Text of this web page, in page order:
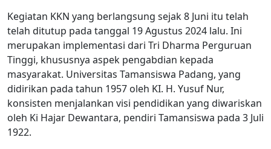
Kegiatan KKN yang berlangsung sejak 8 Juni itu telah
telah ditutup pada tanggal 19 Agustus 2024 lalu. Ini
merupakan implementasi dari Tri Dharma Perguruan
Tinggi, khususnya aspek pengabdian kepada
masyarakat. Universitas Tamansiswa Padang, yang
didirikan pada tahun 1957 oleh KI. H. Yusuf Nur,
konsisten menjalankan visi pendidikan yang diwariskan
oleh Ki Hajar Dewantara, pendiri Tamansiswa pada 3 Juli
1922.